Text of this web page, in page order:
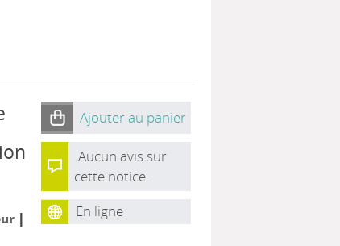
|
Ajouter au panier
Aucun avis sur
cette notice.
En ligne